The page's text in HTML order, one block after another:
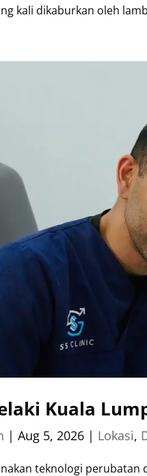
kali dikaburkan oleh
Kuala
|Aug 5, 2026 | Lokasi,
teknologi perubatan